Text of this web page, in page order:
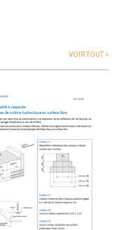
VOIR TOUT >